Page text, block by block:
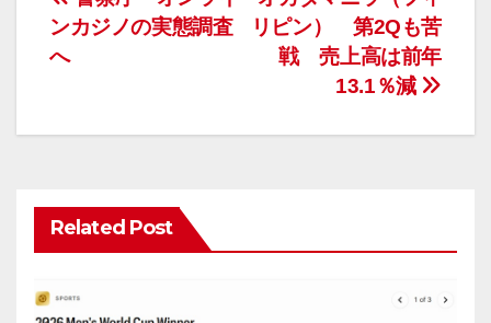
稿
ビ
ー
リピン） 第2Qも苦
戦 売上高は前年
13.1％減
ンカジノの実態調査
へ
Related Post